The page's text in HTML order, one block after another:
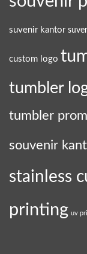
suvenir kantor
custom logo
tumbler
tumbler
souvenir
stainless
printing uv